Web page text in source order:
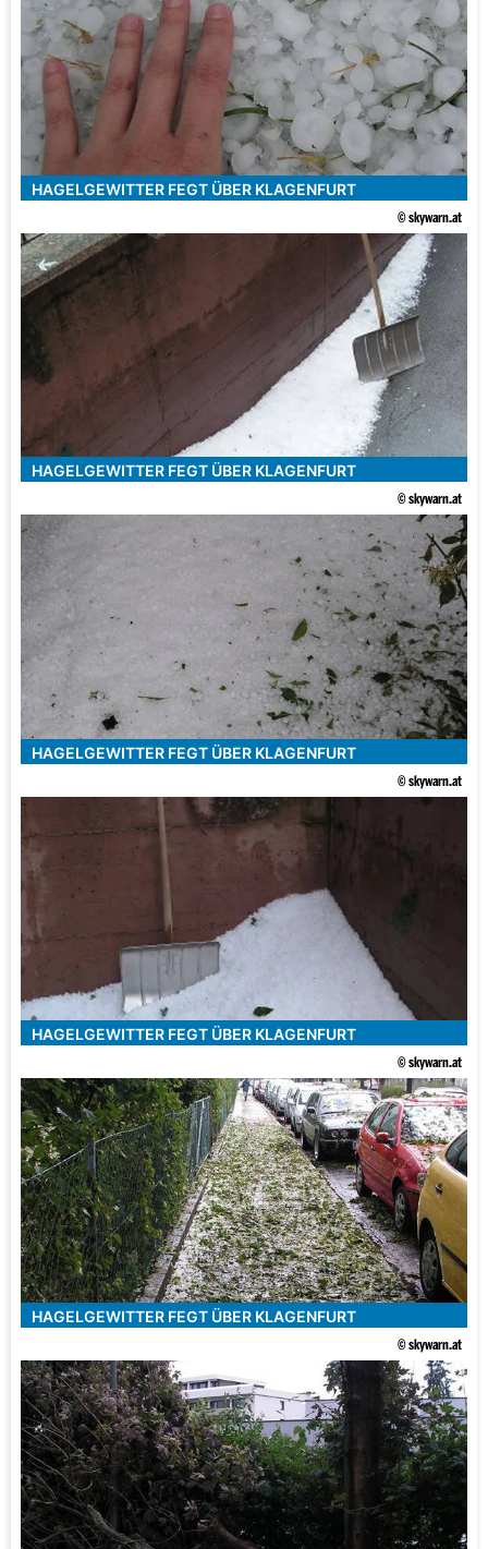
HAGELGEWITTER FEGT ÜBER KLAGENFURT
© skywarn.at
HAGELGEWITTER FEGT ÜBER KLAGENFURT
© skywarn.at
HAGELGEWITTER FEGT ÜBER KLAGENFURT
© skywarn.at
HAGELGEWITTER FEGT ÜBER KLAGENFURT
© skywarn.at
HAGELGEWITTER FEGT ÜBER KLAGENFURT
© skywarn.at